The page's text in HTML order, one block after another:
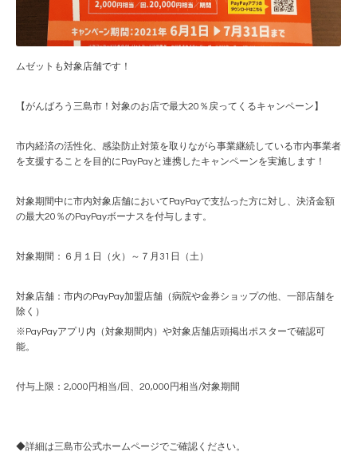
ムゼットも対象店舗です！
【がんばろう三島市！対象のお店で最大20％戻ってくるキャンペーン】
市内経済の活性化、感染防止対策を取りながら事業継続している市内事業者
を支援することを目的にPayPayと連携したキャンペーンを実施します！
対象期間中に市内対象店舗においてPayPayで支払った方に対し、決済金額
の最大20％のPayPayボーナスを付与します。
対象期間：６月１日（火）～７月31日（土）
対象店舗：市内のPayPay加盟店舗（病院や金券ショップの他、一部店舗を
除く）
※PayPayアプリ内（対象期間内）や対象店舗店頭掲出ポスターで確認可
能。
付与上限：2,000円相当/回、20,000円相当/対象期間
◆詳細は三島市公式ホームページでご確認ください。